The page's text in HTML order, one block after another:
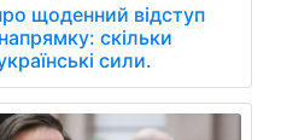
щоденний відступ
скільки
сили.